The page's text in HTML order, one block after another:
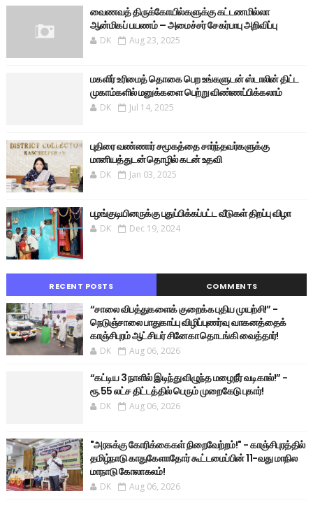
வைணவத் திருக்கோயில்களுக்கு கட்டணமில்லா
ஆன்மிகப் பயணம் – அமைச்சர் சேகர்பாபு அறிவிப்பு
DK Aug 23, 2025
மகளிர் உரிமைத் தொகை பெற உங்களுடன் ஸ்டாலின் திட்ட
முகாம்களில் மனுக்களை பெற்று விண்ணப்பிக்கலாம்
DK Jul 14, 2025
புதிரை வண்ணார் சமூகத்தை சார்ந்தவர்களுக்கு
மானியத்துடன் தொழில் கடன் உதவி
DK Jan 03, 2025
பழங்குடியினருக்கு புதுப்பிக்கப்பட்ட வீடுகள் திறப்பு விழா
DK Dec 19, 2024
RECENT POSTS COMMENTS
“சாலை விபத்துகளைக் குறைக்க புதிய முயற்சி!” -
நெடுஞ்சாலை பாதுகாப்பு விழிப்புணர்வு வாகனத்தைக்
காஞ்சிபுரம் ஆட்சியர் சினேகா தொடங்கி வைத்தார்!
DK Aug 06, 2026
“கட்டிய 3 நாளில் இடிந்து விழுந்த மழைநீர் வடிகால்!” -
ரூ.55 லட்ச திட்டத்தில் பெரும் முறைகேடு புகார்!
DK Aug 06, 2026
"அரசுக்கு கோரிக்கைகள் நிறைவேற்றம்!" - காஞ்சிபுரத்தில்
தமிழ்நாடு காதுகேளாதோர் கூட்டமைப்பின் 11-வது மாநில
மாநாடு கோலாகலம்!
DK Aug 06, 2026